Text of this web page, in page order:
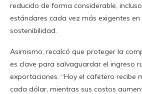
reducido de forma considerable,
estándares cada vez más exigentes
sostenibilidad.
Asimismo, recalcó que proteger la
es clave para salvaguardar el ingreso
exportaciones. “Hoy el cafetero recibe
cada dólar, mientras sus costos